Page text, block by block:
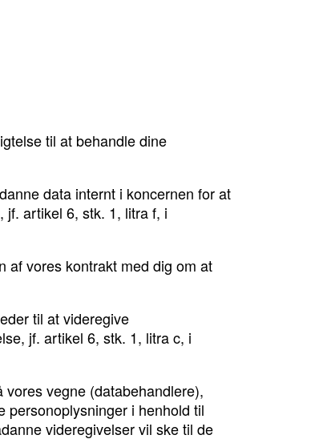
til at behandle dine
data internt i koncernen for at
jf. artikel 6, stk. 1, litra f, i
af vores kontrakt med dig om at
til at videregive
jf. artikel 6, stk. 1, litra c, i
vegne (databehandlere),
personoplysninger i henhold til
videregivelser vil ske til de